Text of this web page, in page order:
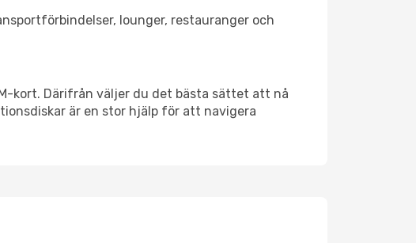
lounger, restauranger och
kort. Därifrån väljer du det bästa sättet att nå
är en stor hjälp för att navigera